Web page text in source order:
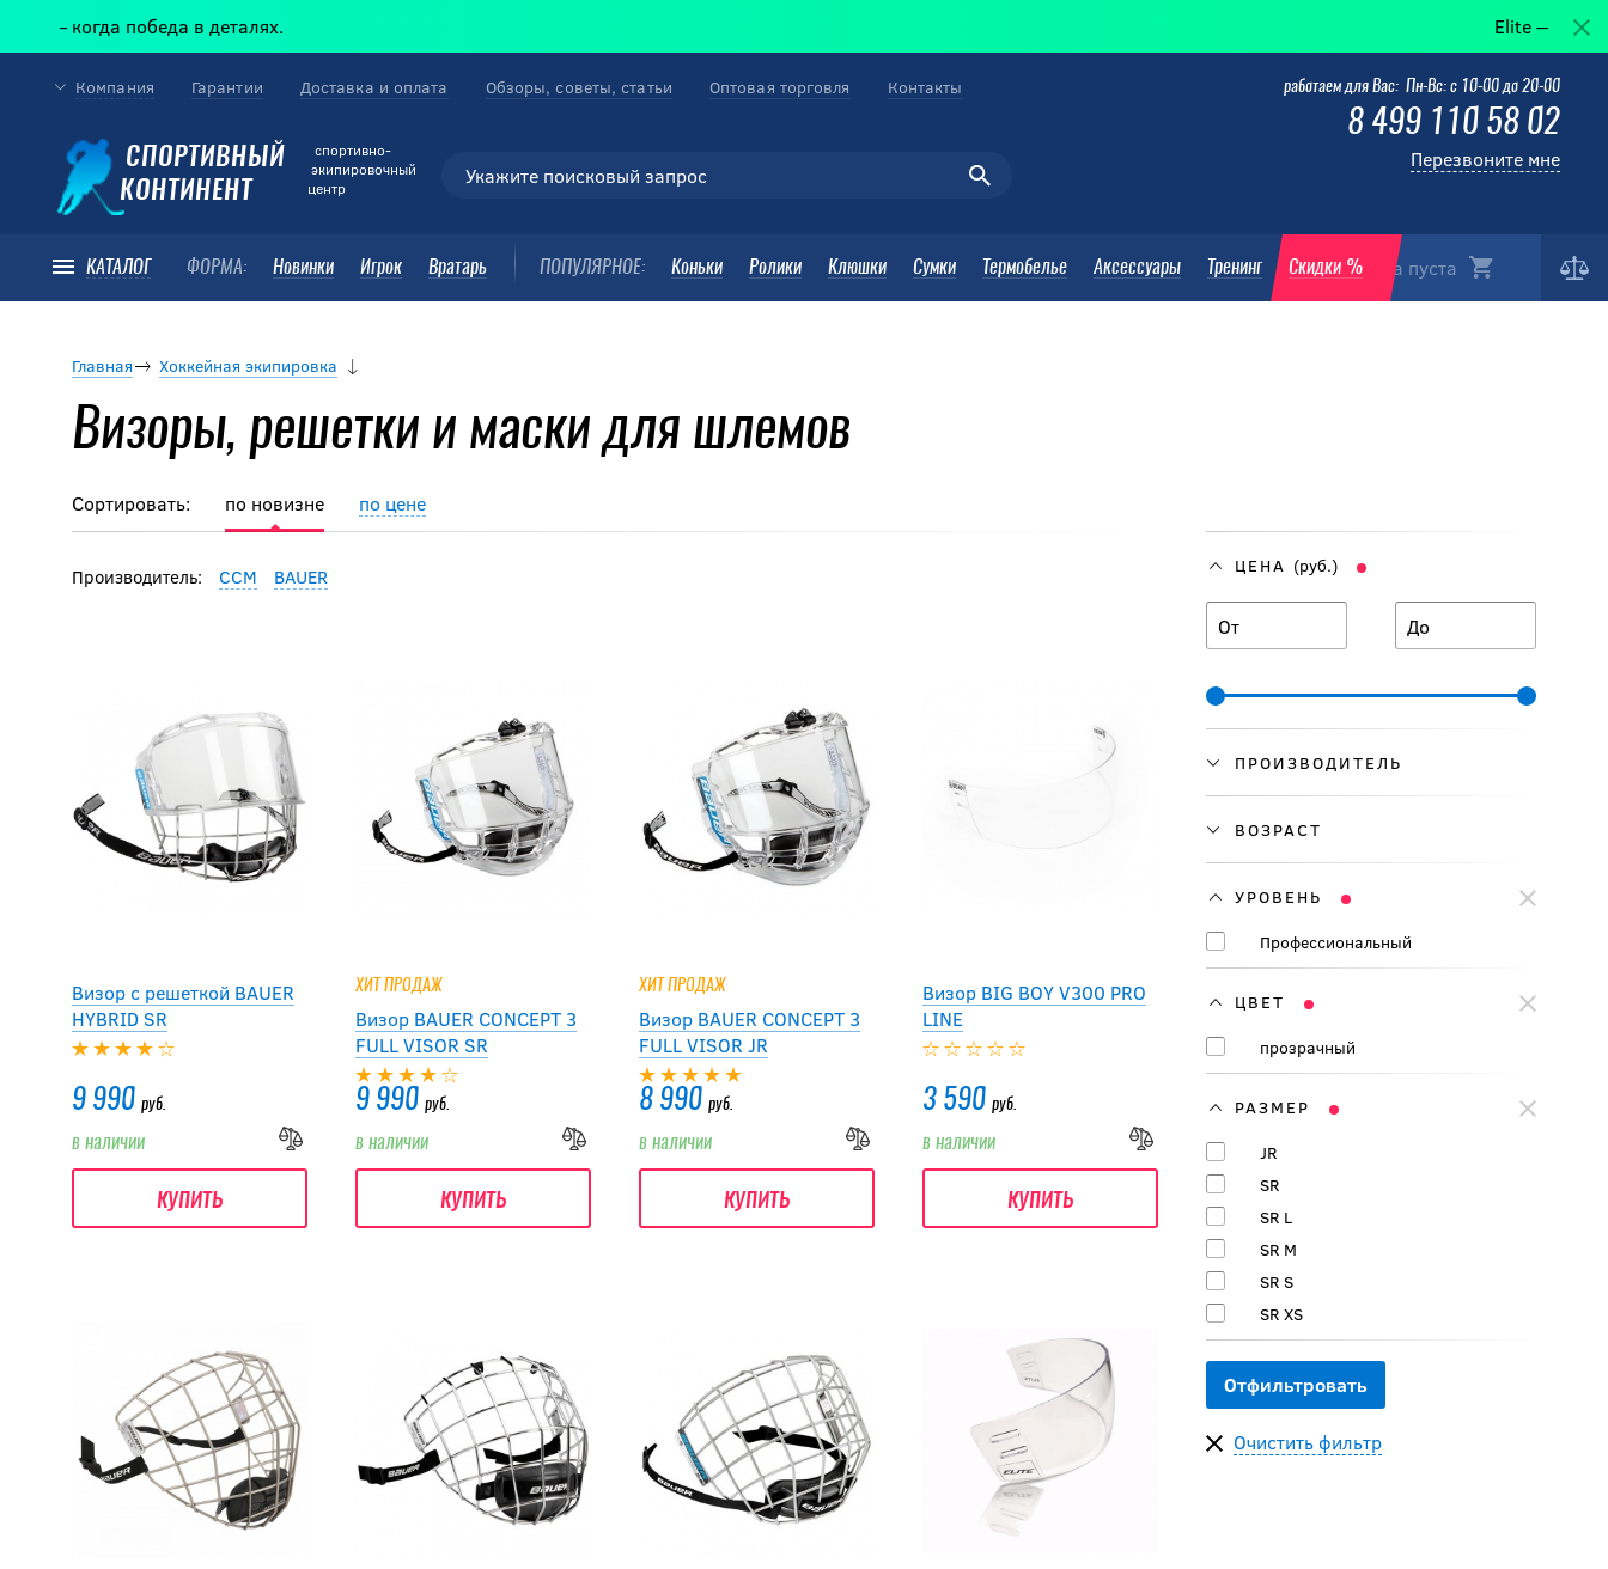
в деталях. Elite — когда победа в
СПОРТИВНЫЙ
КОНТИНЕНТ
cпортивно-
экипировочный
центр
Корзина пуста
КАТАЛОГ ФОРМА: Новинки Игрок Вратарь ПОПУЛЯРНОЕ: Коньки Ролики Клюшки Сумки Термобелье Аксессуары Тренинг Скидки %
Компания Гарантии Доставка и оплата Обзоры, советы, статьи Оптовая торговля Контакты работаем для Вас: Пн-Вс: с 10-00 до 20-00
8 499 110 58 02
Перезвоните мне
Главная Хоккейная экипировка
Визоры, решетки и маски для шлемов
ЦЕНА (руб.)
От До
ПРОИЗВОДИТЕЛЬ
ВОЗРАСТ
УРОВЕНЬ
Профессиональный
ЦВЕТ
прозрачный
РАЗМЕР
JR
SR
SR L
SR M
SR S
SR XS
Очистить фильтр
Сортировать: по новизне по цене
Производитель: CCM BAUER
Визор с решеткой BAUER
HYBRID SR
9 990 руб.
в наличии
купить
ХИТ ПРОДАЖ
Визор BAUER CONCEPT 3
FULL VISOR SR
9 990 руб.
в наличии
купить
ХИТ ПРОДАЖ
Визор BAUER CONCEPT 3
FULL VISOR JR
8 990 руб.
в наличии
купить
Визор BIG BOY V300 PRO
LINE
3 590 руб.
в наличии
купить